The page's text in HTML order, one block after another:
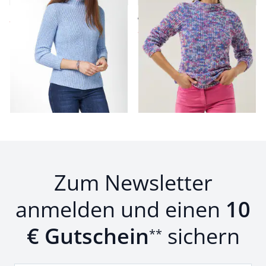
ab € 119,99
ab € 129,99
ab € 64,99 (-50%)
Seite 1 geladen. Zeige Produkte 1 bis 10 von 10.
Zum Newsletter
anmelden und einen 10
€ Gutschein** sichern